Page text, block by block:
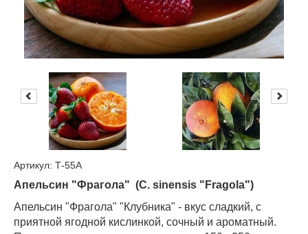
Артикул: Т-55А
Апельсин "Фрагола" (C. sinensis "Fragola")
Апельсин "Фрагола" "Клубника" - вкус сладкий, с
приятной ягодной кислинкой, сочный и ароматный.